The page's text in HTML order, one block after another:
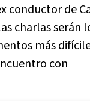
conductor de
charlas serán
más
con